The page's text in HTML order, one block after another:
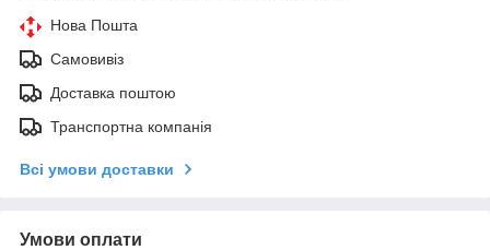
Нова Пошта
Самовивіз
Доставка поштою
Транспортна компанія
Всі умови доставки
Умови оплати